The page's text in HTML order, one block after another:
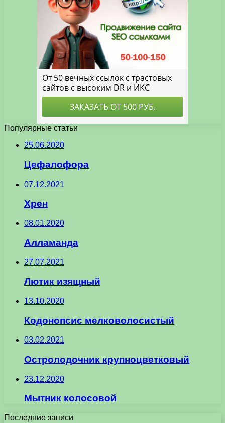
Популярные статьи
25.06.2020
Цефалофора
07.12.2021
Хрен
08.01.2020
Алламанда
27.07.2021
Лютик изящный
13.10.2020
Кодонопсис мелковолосистый
03.02.2021
Остролодочник крупноцветковый
23.12.2020
Мытник колосовой
Последние записи